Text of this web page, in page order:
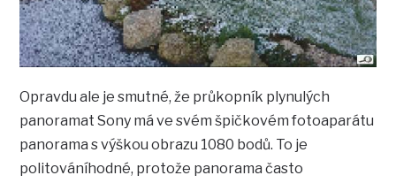
Opravdu ale je smutné, že průkopník plynulých
panoramat Sony má ve svém špičkovém fotoaparátu
panorama s výškou obrazu 1080 bodů. To je
politováníhodné, protože panorama často